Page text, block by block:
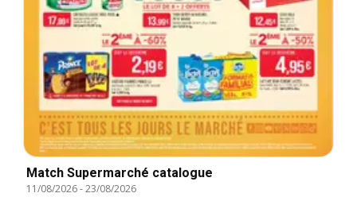
Match Supermarché catalogue
11/08/2026-23/08/2026